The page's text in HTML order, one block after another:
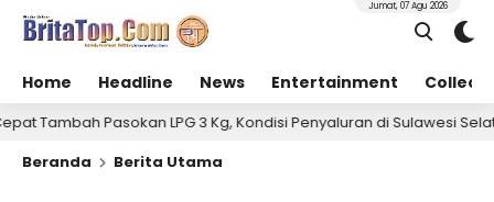
Home Headline News Entertainment
Jumat, 07 Agu 2026
LPG 3 Kg, Kondisi Penyaluran di Sulawesi Selatan
Beranda
Berita Utama